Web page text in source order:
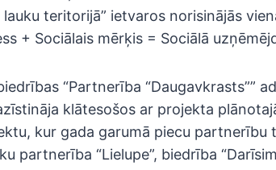
lauku teritorijā” ietvaros norisinājās
+ Sociālais mērķis = Sociālā
“Partnerība “Daugavkrasts””
klātesošos ar projekta
kur gada garumā piecu partnerību
partnerība “Lielupe”, biedrība